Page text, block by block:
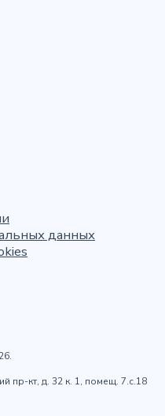
данных
пр-кт, д. 32 к. 1, помещ. 7.с.18